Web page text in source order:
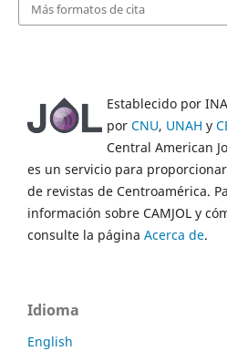
Más formatos de cita
Establecido por
por CNU, UNAH y
Central American
es un servicio para
de revistas de Centroamérica.
información sobre CAMJOL y
consulte la página Acerca de.
Idioma
English